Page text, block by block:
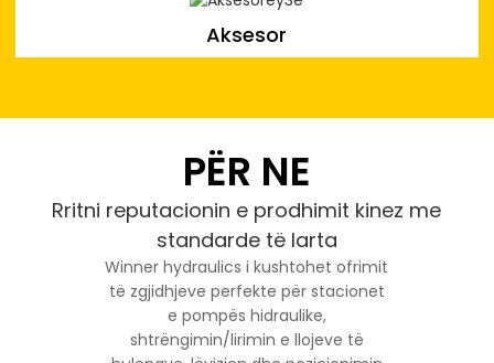
Aksesor
PËR NE
Rritni reputacionin e prodhimit kinez me
standarde të larta
Winner hydraulics i kushtohet ofrimit
të zgjidhjeve perfekte për stacionet
e pompës hidraulike,
shtrëngimin/lirimin e llojeve të